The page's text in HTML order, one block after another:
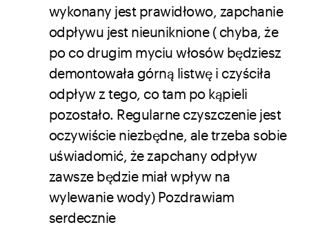
wykonany jest prawidłowo, zapchanie
odpływu jest nieuniknione ( chyba, że
po co drugim myciu włosów będziesz
demontowała górną listwę i czyściła
odpływ z tego, co tam po kąpieli
pozostało. Regularne czyszczenie jest
oczywiście niezbędne, ale trzeba sobie
uświadomić, że zapchany odpływ
zawsze będzie miał wpływ na
wylewanie wody) Pozdrawiam
serdecznie